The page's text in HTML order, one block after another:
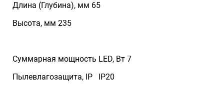
Длина (Глубина), мм 65
Высота, мм 235
Суммарная мощность LED, Вт 7
Пылевлагозащита, IP IP20